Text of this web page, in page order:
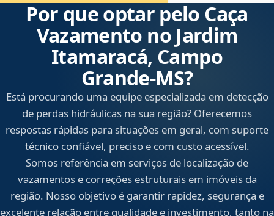
Por que optar pelo Caça
Vazamento no Jardim
Itamaracá, Campo
Grande‑MS?
Está procurando uma equipe especializada em detecção
de perdas hidráulicas na sua região? Oferecemos
respostas rápidas para situações em geral, com suporte
técnico confiável, preciso e com custo acessível.
Somos referência em serviços de localização de
vazamentos e correções estruturais em imóveis da
região. Nosso objetivo é garantir rapidez, segurança e
excelente relação entre qualidade e investimento, tanto na